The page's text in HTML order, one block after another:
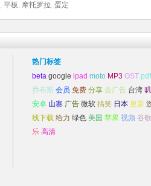
, 平板, 摩托罗拉, 蛋定
热门标签
beta google ipad moto MP3 OST pdf
乔布斯 会员 免费 分享 去广告 台湾
安卓 山寨 广告 微软 搞笑 日本 更新
线下载 给力 绿色 美国 苹果 视频 谷歌
乐 高清